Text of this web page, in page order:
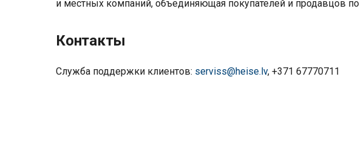
и местных компаний, объединяющая покупателей и продавцов
Контакты
Служба поддержки клиентов: serviss@heise.lv, +371 67770711